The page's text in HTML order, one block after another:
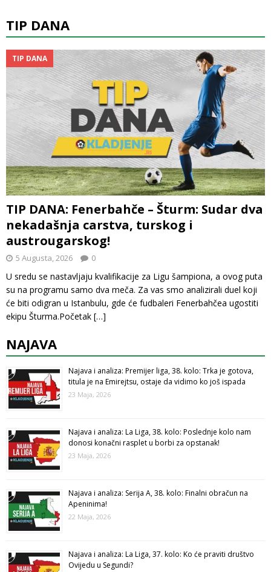
TIP DANA
TIP DANA
TIP DANA: Fenerbahče – Šturm: Sudar dva
nekadašnja carstva, turskog i
austrougarskog!
5 Augusta, 2026 0
U sredu se nastavljaju kvalifikacije za Ligu šampiona, a ovog puta
su na programu samo dva meča. Za vas smo analizirali duel koji
će biti odigran u Istanbulu, gde će fudbaleri Fenerbahčea ugostiti
ekipu Šturma.Početak […]
NAJAVA
Najava i analiza: Premijer liga, 38. kolo: Trka je gotova,
titula je na Emirejtsu, ostaje da vidimo ko još ispada
23 Maja, 2026
Najava i analiza: La Liga, 38. kolo: Poslednje kolo nam
donosi konačni rasplet u borbi za opstanak!
23 Maja, 2026
Najava i analiza: Serija A, 38. kolo: Finalni obračun na
Apeninima!
22 Maja, 2026
Najava i analiza: La Liga, 37. kolo: Ko će praviti društvo
Ovijedu u Segundi?